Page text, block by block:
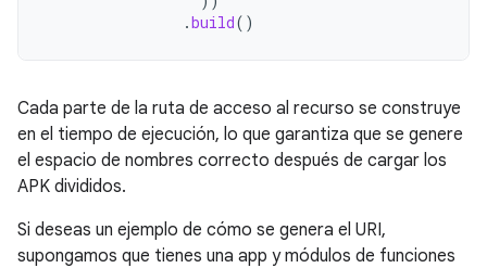
.build()
Cada parte de la ruta de acceso al recurso se construye
en el tiempo de ejecución, lo que garantiza que se genere
el espacio de nombres correcto después de cargar los
APK divididos.
Si deseas un ejemplo de cómo se genera el URI,
supongamos que tienes una app y módulos de funciones